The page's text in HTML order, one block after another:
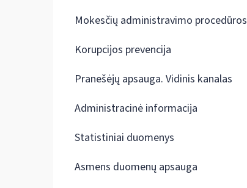
Mokesčių administravimo procedūros
Korupcijos prevencija
Pranešėjų apsauga. Vidinis kanalas
Administracinė informacija
Statistiniai duomenys
Asmens duomenų apsauga